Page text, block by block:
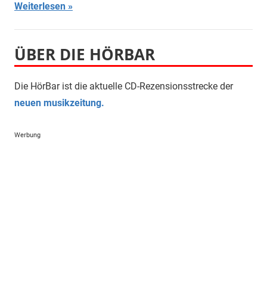
Weiterlesen
ÜBER DIE HÖRBAR
Die HörBar ist die aktuelle CD-Rezensionsstrecke der
neuen musikzeitung.
Werbung